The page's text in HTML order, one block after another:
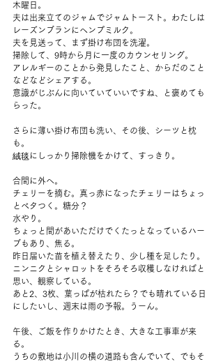
木曜日。
夫は出来立てのジャムでジャムトースト。わたしは
レーズンブランにヘンプミルク。
夫を見送って、まず掛け布団を洗濯。
掃除して、9時から月に一度のカウンセリング。
アレルギーのことから発見したこと、からだのこと
などなどシェアする。
意識がじぶんに向いていていいですね、と褒めても
らった。
さらに薄い掛け布団も洗い、その後、シーツと枕
も。
絨毯にしっかり掃除機をかけて、すっきり。
合間に外へ。
チェリーを摘む。真っ赤になったチェリーはちょっ
とベタつく。糖分？
水やり。
ちょっと間があいただけでくたっとなっているハー
ブもあり、焦る。
昨日届いた苗を植え替えたり、少し種を足したり。
ニンニクとシャロットをそろそろ収穫しなければと
思い、観察している。
あと2、3枚、葉っぱが枯れたら？でも晴れている日
にしたいし、週末は雨の予報。うーん。
午後、ご飯を作りかけたとき、大きな工事車が来
る。
うちの敷地は小川の横の道路も含んでいて、でもそ